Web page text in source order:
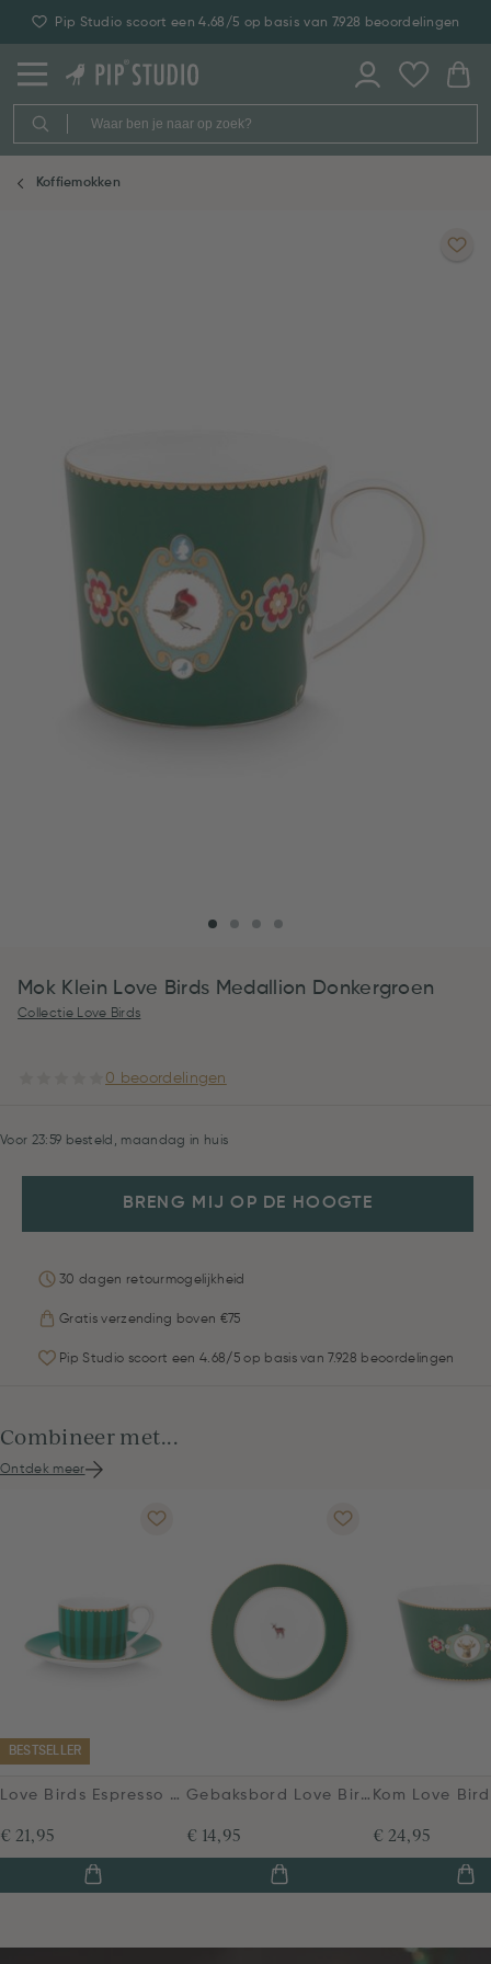
Pip Studio scoort een 4.68/5 op basis van 7.928 beoordelingen
Koffiemokken
Mok Klein Love Birds Medallion Donkergroen
Collectie Love Birds
0 beoordelingen
Voor 23:59 besteld, maandag in huis
BRENG MIJ OP DE HOOGTE
30 dagen retourmogelijkheid
Gratis verzending boven €75
Pip Studio scoort een 4.68/5 op basis van 7.928 beoordelingen
Combineer met...
Ontdek meer
BESTSELLER
Love Birds Espresso Kop & Schotel Groen
€ 21,95
Gebaksbord Love Birds Donkergroen 17cm
€ 14,95 € 24,95